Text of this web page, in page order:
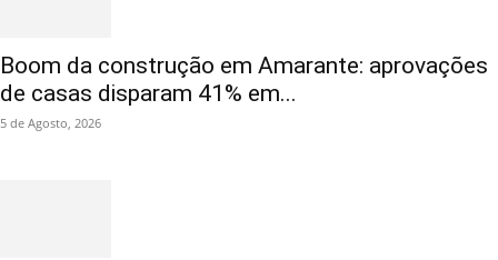
Boom da construção em Amarante: aprovações
de casas disparam 41% em...
5 de Agosto, 2026